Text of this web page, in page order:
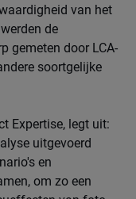
van het
de
gemeten door LCA-
soortgelijke
Expertise, legt uit:
uitgevoerd
en
om zo een